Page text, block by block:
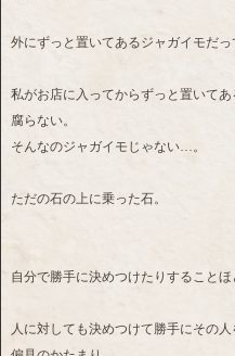
外にずっと置いてあるジャガイモだっ
私がお店に入ってからずっと置いてあ
腐らない。
そんなのジャガイモじゃない…。
ただの石の上に乗った石。
自分で勝手に決めつけたりすることほ
人に対しても決めつけて勝手にその人